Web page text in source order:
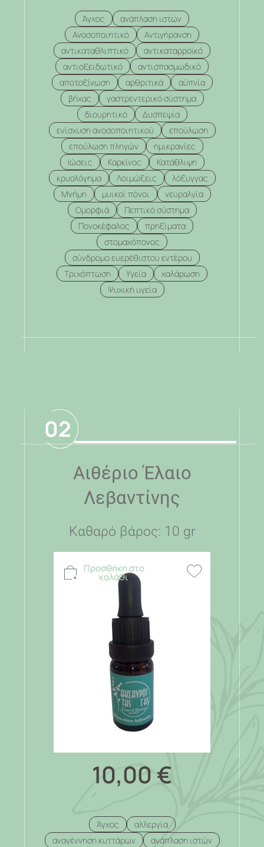
Άγχος
ανάπλαση ιστών
Ανοσοποιητικό
Αντιγήρανση
αντικαταθλιπτικό
αντικαταρροϊκό
αντιοξειδωτικό
αντισπασμωδικό
αποτοξίνωση
αρθριτικά
αϋπνία
βήχας
γαστρεντερικό σύστημα
διουρητικό
Δυσπεψία
ενίσχυση ανοσοποιητικού
επούλωση
επούλωση πληγών
ημικρανίες
Ιώσεις
Καρκίνος
Κατάθλιψη
κρυολόγημα
Λοιμώξεις
λόξυγγας
Μνήμη
μυικοί πόνοι
νευραλγία
Ομορφιά
Πεπτικό σύστημα
Πονοκέφαλος
πρηξίματα
στομαχόπονος
σύνδρομο ευερέθιστου εντέρου
Τριχόπτωση
Υγεία
χαλάρωση
Ψυχική υγεία
.
02
Αιθέριο Έλαιο
Λεβαντίνης
Καθαρό βάρος: 10 gr
Προσθήκη στο
καλάθι
10,00 €
Άγχος
αλλεργία
αναγέννηση κυττάρων
ανάπλαση ιστών